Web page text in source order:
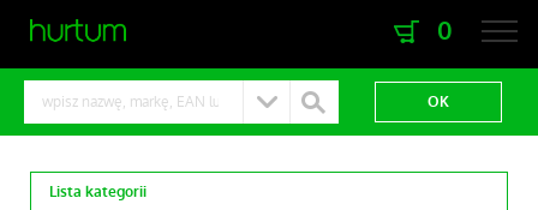
0
Lista kategorii